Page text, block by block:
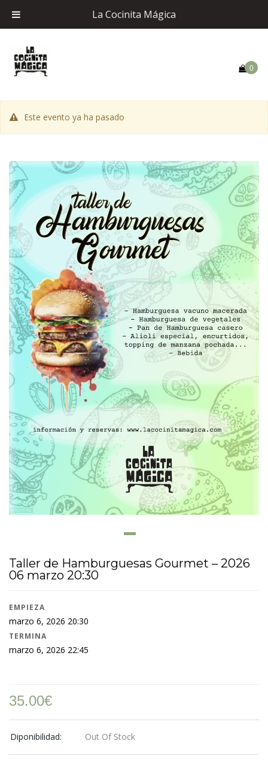
0
Este evento ya ha pasado
Taller de Hamburguesas Gourmet – 2026
06 marzo 20:30
EMPIEZA
marzo 6, 2026 20:30
TERMINA
marzo 6, 2026 22:45
35.00€
Diponibilidad: Out Of Stock
La Cocinita Mágica